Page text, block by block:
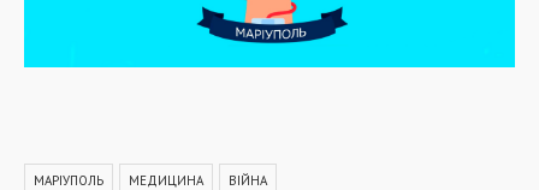
МАРІУПОЛЬ МЕДИЦИНА ВІЙНА